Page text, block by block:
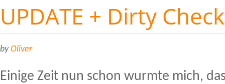
UPDATE + Dirty Check
byOliver
Einige Zeit nun schon wurmte mich,